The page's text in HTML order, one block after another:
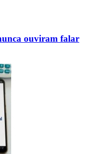
ouviram falar